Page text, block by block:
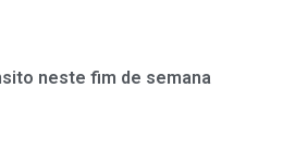
neste fim de semana